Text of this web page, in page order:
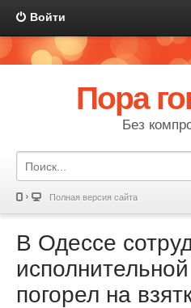
Войти
Пора
Без
Полная версия сайта
В Одессе
погорел на